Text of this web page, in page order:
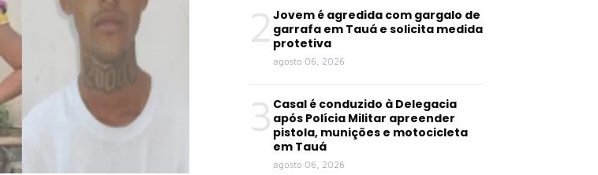
2 Jovem é agredida com gargalo de
garrafa em Tauá e solicita medida
protetiva
agosto 06, 2026
3 Casal é conduzido à Delegacia
após Polícia Militar apreender
pistola, munições e motocicleta
em Tauá
agosto 06, 2026